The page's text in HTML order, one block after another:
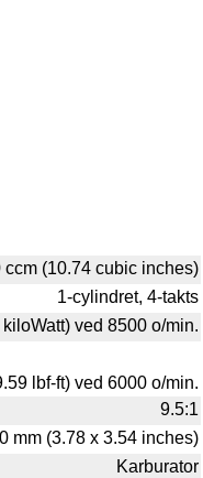
ccm (10.74 cubic inches)
1-cylindret, 4-takts
ved 8500 o/min.
lbf-ft) ved 6000 o/min.
9.5:1
mm (3.78 x 3.54 inches)
Karburator